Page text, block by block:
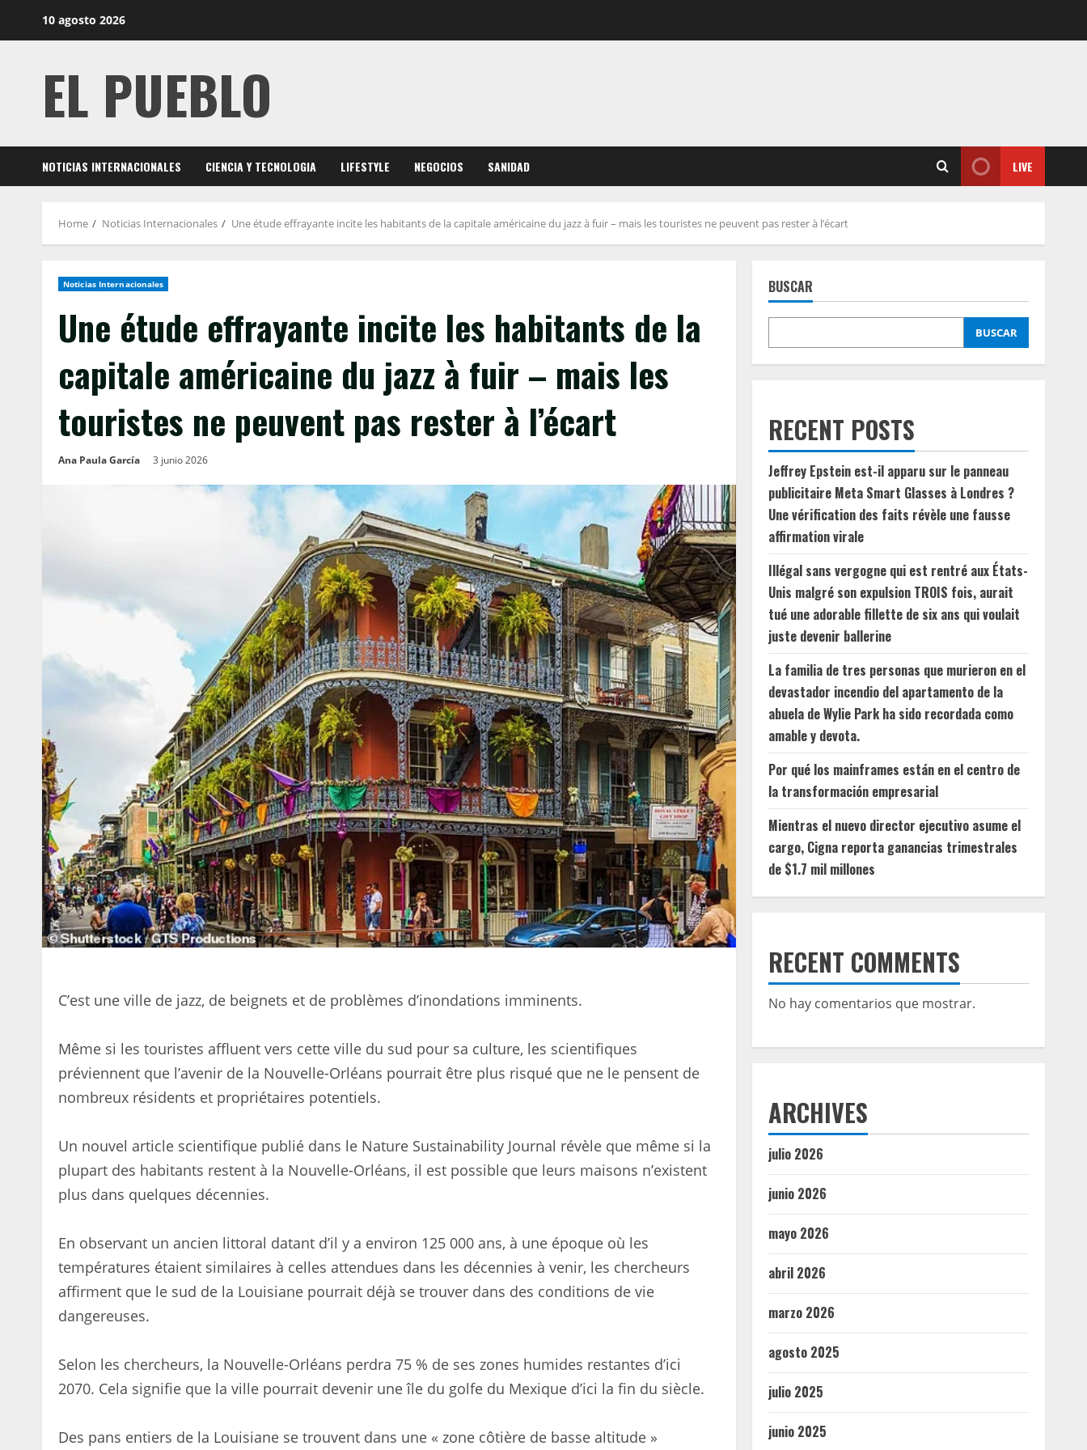
10 agosto 2026
EL PUEBLO
NOTICIAS INTERNACIONALES CIENCIA Y TECNOLOGIA LIFESTYLE NEGOCIOS SANIDAD LIVE
Home Noticias Internacionales Une étude effrayante incite les habitants de la capitale américaine du jazz à fuir – mais les touristes ne peuvent pas rester à l’écart
Noticias Internacionales
Une étude effrayante incite les habitants de la
capitale américaine du jazz à fuir – mais les
touristes ne peuvent pas rester à l’écart
Ana Paula García 3 junio 2026
C’est une ville de jazz, de beignets et de problèmes d’inondations imminents.
Même si les touristes affluent vers cette ville du sud pour sa culture, les scientifiques
préviennent que l’avenir de la Nouvelle-Orléans pourrait être plus risqué que ne le pensent de
nombreux résidents et propriétaires potentiels.
Un nouvel article scientifique publié dans le Nature Sustainability Journal révèle que même si la
plupart des habitants restent à la Nouvelle-Orléans, il est possible que leurs maisons n’existent
plus dans quelques décennies.
En observant un ancien littoral datant d’il y a environ 125 000 ans, à une époque où les
températures étaient similaires à celles attendues dans les décennies à venir, les chercheurs
affirment que le sud de la Louisiane pourrait déjà se trouver dans des conditions de vie
dangereuses.
Selon les chercheurs, la Nouvelle-Orléans perdra 75 % de ses zones humides restantes d’ici
2070. Cela signifie que la ville pourrait devenir une île du golfe du Mexique d’ici la fin du siècle.
Des pans entiers de la Louisiane se trouvent dans une « zone côtière de basse altitude »
BUSCAR
BUSCAR
RECENT POSTS
Jeffrey Epstein est-il apparu sur le panneau
publicitaire Meta Smart Glasses à Londres ?
Une vérification des faits révèle une fausse
affirmation virale
Illégal sans vergogne qui est rentré aux États-
Unis malgré son expulsion TROIS fois, aurait
tué une adorable fillette de six ans qui voulait
juste devenir ballerine
La familia de tres personas que murieron en el
devastador incendio del apartamento de la
abuela de Wylie Park ha sido recordada como
amable y devota.
Por qué los mainframes están en el centro de
la transformación empresarial
Mientras el nuevo director ejecutivo asume el
cargo, Cigna reporta ganancias trimestrales
de $1.7 mil millones
RECENT COMMENTS
No hay comentarios que mostrar.
ARCHIVES
julio 2026
junio 2026
mayo 2026
abril 2026
marzo 2026
agosto 2025
julio 2025
junio 2025